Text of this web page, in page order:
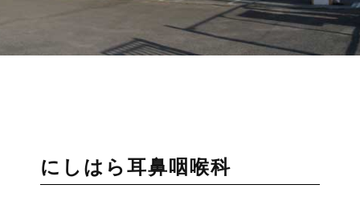
にしはら耳鼻咽喉科